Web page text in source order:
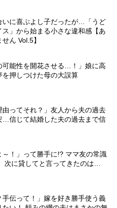
いに喜ぶよし子だったが…「うど
ス」から始まる小さな違和感【あ
ん Vol.5】
可能性を開花させる…！」娘に高
を押しつけた母の大誤算
由ってそれ？」友人から夫の過去
…信じて結婚した夫の過去まで信
～！」って勝手に!? ママ友の常識
次に貸してと言ってきたのは…
手伝って！」嫁を好き勝手使う義